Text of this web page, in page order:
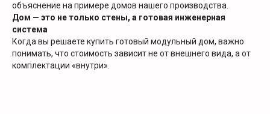
объяснение на примере домов нашего производства.
Дом — это не только стены, а готовая инженерная
система
Когда вы решаете купить готовый модульный дом, важно
понимать, что стоимость зависит не от внешнего вида, а от
комплектации «внутри».